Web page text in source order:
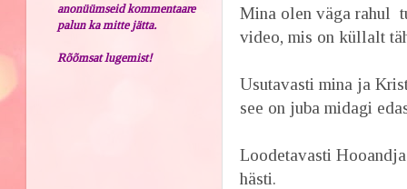
Mina olen väga rahul
video, mis on küllalt
Usutavasti mina ja
see on juba midagi
Loodetavasti
hästi.
anonüümseid kommentaare
palun ka mitte jätta.
Rõõmsat lugemist!